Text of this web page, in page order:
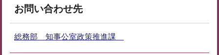
お問い合わせ先
総務部 知事公室政策推進課